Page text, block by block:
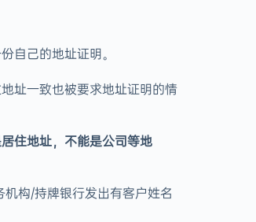
自己的地址证明。
址一致也被要求地址证明的情
住地址，不能是公司等地
构/持牌银行发出有客户姓名